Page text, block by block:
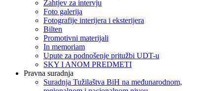
Zahtjev za intervju
Foto galerija
Fotografije interijera i eksterijera
Bilten
Promotivni materijali
In memoriam
Upute za podnošenje pritužbi UDT-u
SKY I ANOM PREDMETI
Pravna suradnja
Suradnja Tužilaštva BiH na međunarodnom,